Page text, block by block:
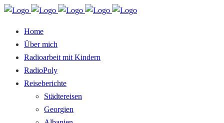
Home
Über mich
Radioarbeit mit Kindern
RadioPoly
Reiseberichte
Städtereisen
Georgien